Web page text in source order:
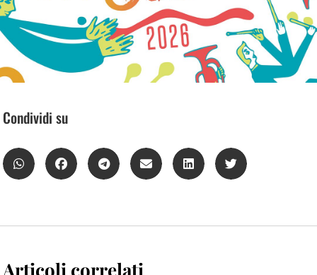
Condividi su
Articoli correlati